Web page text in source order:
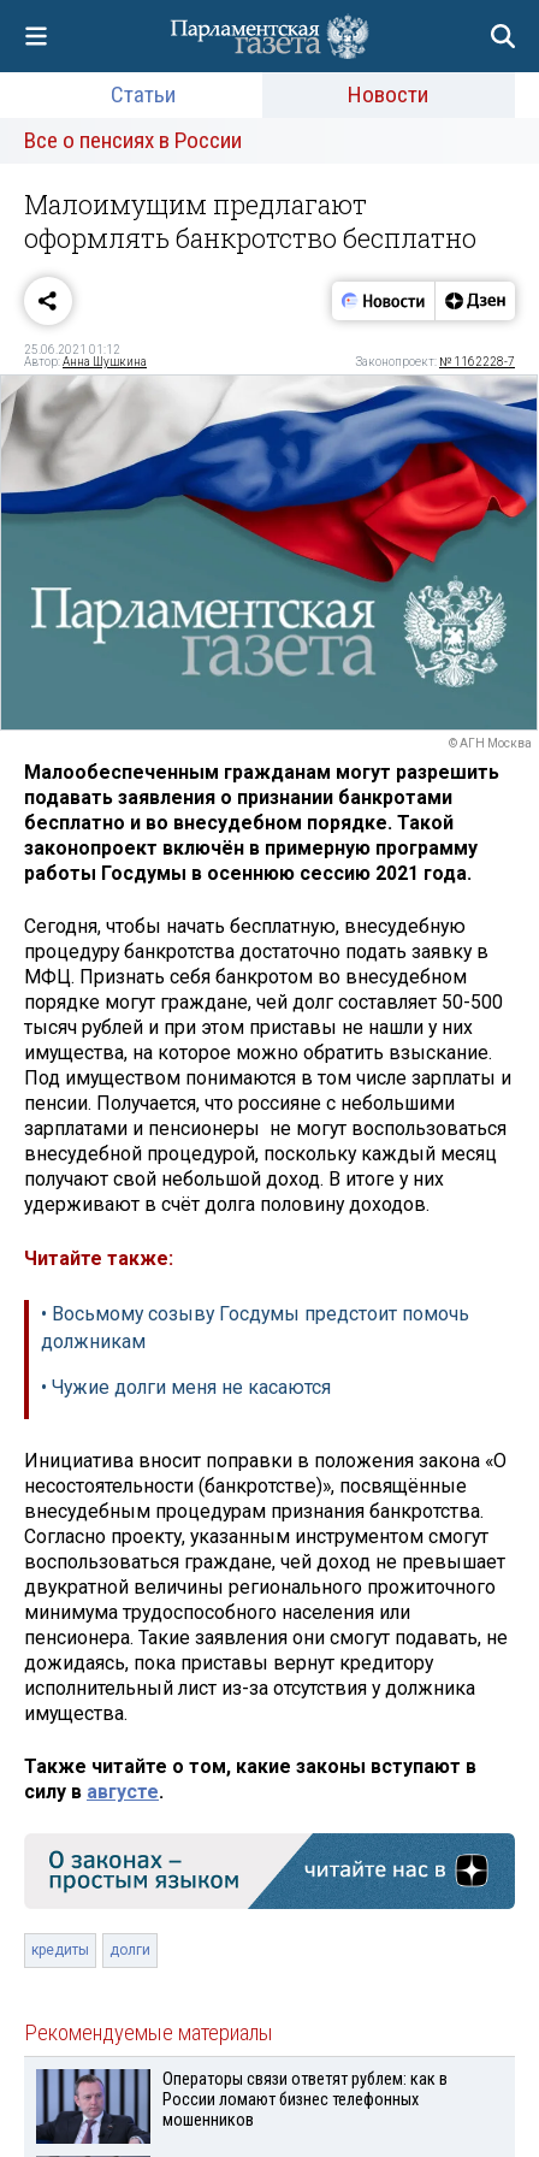
Статьи
Новости
Все о пенсиях в России
Малоимущим предлагают
оформлять банкротство бесплатно
25.06.2021 01:12
Автор:Анна Шушкина Законопроект: № 1162228-7
© АГН Москва
Малообеспеченным гражданам могут разрешить
подавать заявления о признании банкротами
бесплатно и во внесудебном порядке. Такой
законопроект включён в примерную программу
работы Госдумы в осеннюю сессию 2021 года.
Сегодня, чтобы начать бесплатную, внесудебную
процедуру банкротства достаточно подать заявку в
МФЦ. Признать себя банкротом во внесудебном
порядке могут граждане, чей долг составляет 50-500
тысяч рублей и при этом приставы не нашли у них
имущества, на которое можно обратить взыскание.
Под имуществом понимаются в том числе зарплаты и
пенсии. Получается, что россияне с небольшими
зарплатами и пенсионеры не могут воспользоваться
внесудебной процедурой, поскольку каждый месяц
получают свой небольшой доход. В итоге у них
удерживают в счёт долга половину доходов.
Читайте также:
• Восьмому созыву Госдумы предстоит помочь
должникам
• Чужие долги меня не касаются
Инициатива вносит поправки в положения закона «О
несостоятельности (банкротстве)», посвящённые
внесудебным процедурам признания банкротства.
Согласно проекту, указанным инструментом смогут
воспользоваться граждане, чей доход не превышает
двукратной величины регионального прожиточного
минимума трудоспособного населения или
пенсионера. Такие заявления они смогут подавать, не
дожидаясь, пока приставы вернут кредитору
исполнительный лист из-за отсутствия у должника
имущества.
Также читайте о том, какие законы вступают в
силу в августе.
кредиты долги
Рекомендуемые материалы
Операторы связи ответят рублем: как в
России ломают бизнес телефонных
мошенников